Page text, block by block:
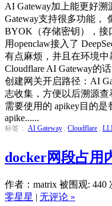
AI Gateway加上能更好
Gateway支持很多功能，
BYOK（存储密钥），接
用openclaw接入了
有点麻烦，并且在环境中
Cloudflare AI Gateway的
创建网关开启路径：AI
志收集，方便以后溯源查
需要使用的 apikey目的
apike......
标签： AI Gateway Cloudflare
docker网段占用
作者：matrix 被围观: 440
零星星 | 无评论 »